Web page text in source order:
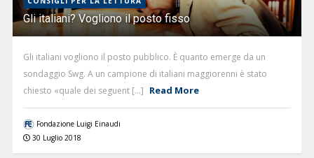
Gli italiani? Vogliono il posto fisso
Gli italiani vogliono il posto pubblico. È quanto emerge da un
sondaggio Swg. A un campione di italiani maggiorenni è stato
chiesto «quale dei seguent [...] Read More
Fondazione Luigi Einaudi
30 Luglio 2018